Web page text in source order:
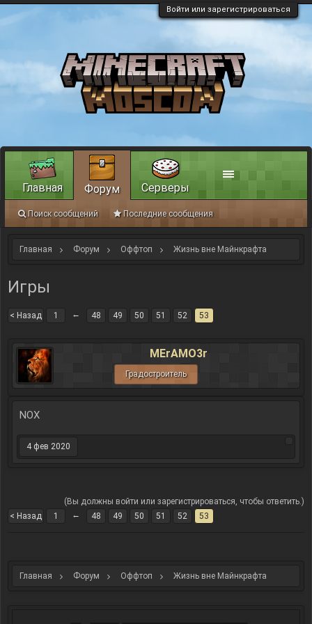
Войти или зарегистрироваться
Главная Форум Оффтоп Жизнь вне Майнкрафта
Игры
< Назад 1 ← 48 49 50 51 52 53
MErAMO3r
Градостроитель
NOX
4 фев 2020
(Вы должны войти или зарегистрироваться, чтобы ответить.)
< Назад
1 ← 48 49 50 51 52 53
Главная Форум Оффтоп Жизнь вне Майнкрафта
Главная Форум
Поиск сообщений Последние сообщения
Серверы